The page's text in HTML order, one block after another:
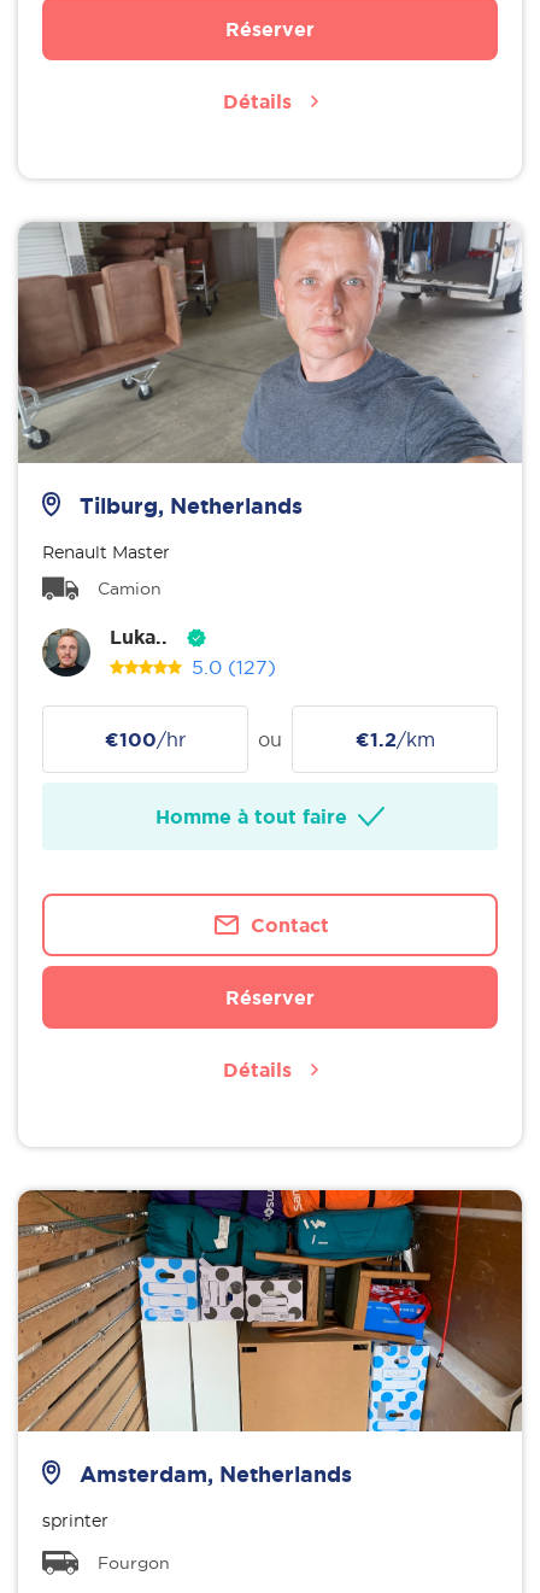
Réserver
Détails
Tilburg, Netherlands
Renault Master
Camion
Luka..
5.0 (127)
€100/hr ou €1.2/km
Homme à tout faire
Contact
Réserver
Détails
Amsterdam, Netherlands
sprinter
Fourgon